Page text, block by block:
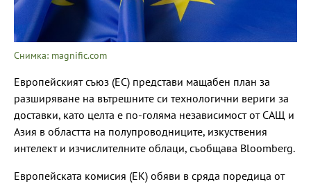
Снимка: magnific.com
Европейският съюз (ЕС) представи мащабен план за
разширяване на вътрешните си технологични вериги за
доставки, като целта е по-голяма независимост от САЩ и
Азия в областта на полупроводниците, изкуствения
интелект и изчислителните облаци, съобщава Bloomberg.
Европейската комисия (EK) обяви в сряда поредица от